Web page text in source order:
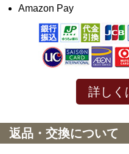
Amazon Pay
詳しく
返品・交換について